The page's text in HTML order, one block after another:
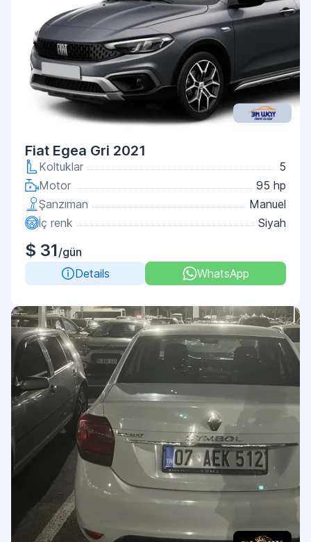
Fiat Egea Gri 2021
Koltuklar
5
Motor
95 hp
Şanzıman
Manuel
İç renk
Siyah
$ 31/gün
Details
WhatsApp